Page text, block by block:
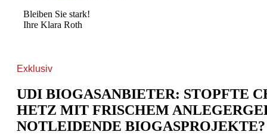
Bleiben Sie stark!
Ihre Klara Roth
Exklusiv
UDI BIOGASANBIETER: STOPFTE
HETZ MIT FRISCHEM
NOTLEIDENDE